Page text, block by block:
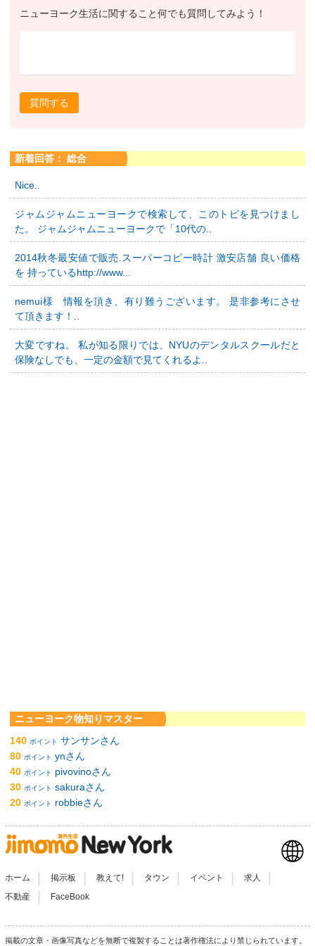
ニューヨーク生活に関すること何でも質問してみよう！
質問する
新着回答： 総合
Nice..
ジャムジャムニューヨークで検索して、このトピを見つけまし
た。 ジャムジャムニューヨークで「10代の..
2014秋冬最安値で販売.スーパーコピー時計 激安店舗 良い価格
を 持っているhttp://www...
nemui様 情報を頂き、有り難うございます。 是非参考にさせ
て頂きます！..
大変ですね。 私が知る限りでは、NYUのデンタルスクールだと
保険なしでも、一定の金額で見てくれるよ..
ニューヨーク物知りマスター
140 ポイント サンサンさん
80 ポイント ynさん
40 ポイント
pivovinoさん
30 ポイント sakuraさん
20 ポイント robbieさん
ホーム 掲示板 教えて! タウン イベント 求人
不動産 FaceBook
掲載の文章・画像写真などを無断で複製することは著作権法により禁じられています。